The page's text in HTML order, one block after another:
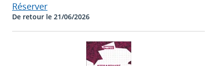
Réserver
De retour le 21/06/2026